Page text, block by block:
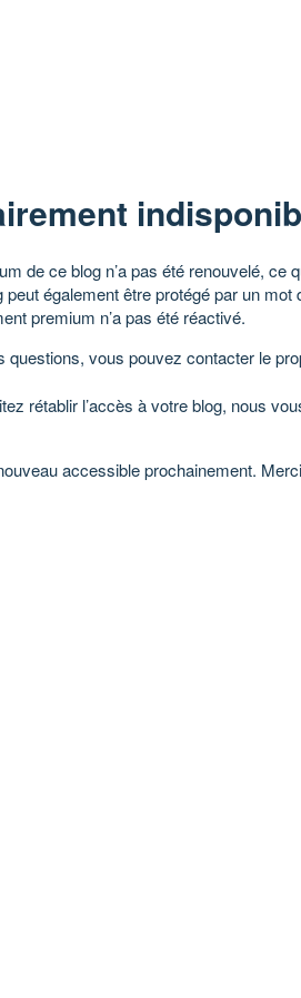
de ce blog n’a pas été renouvelé, ce
également être protégé par un mot
premium n’a pas été réactivé.
questions, vous pouvez contacter le
rétablir l’accès à votre blog, nous
accessible prochainement.